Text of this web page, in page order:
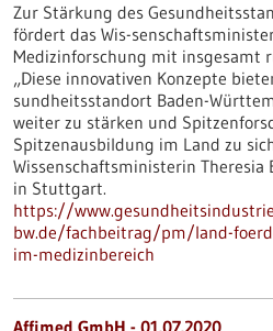
Zur Stärkung des
fördert das Wis-
Medizinforschung mit insgesamt
„Diese innovativen Konzepte
sundheitsstandort Baden-
weiter zu stärken und
Spitzenausbildung im Land zu
Wissenschaftsministerin Theresia
in Stuttgart.
https://
bw.de/fachbeitrag/pm/land-
im-medizinbereich
Affimed GmbH - 01.07.2020